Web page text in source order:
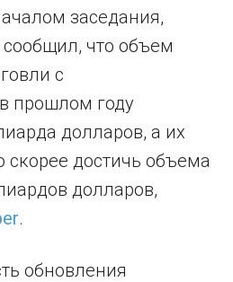
заседания,
что объем
с
прошлом году
долларов, а их
достичь объема
долларов,
.
обновления